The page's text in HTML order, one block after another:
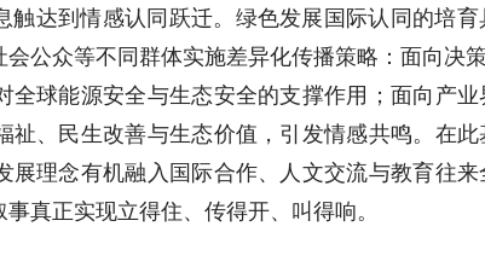
触达到情感认同跃迁。绿色发展国际认同的培
公众等不同群体实施差异化传播策略：面向决
全球能源安全与生态安全的支撑作用；面向产
祉、民生改善与生态价值，引发情感共鸣。在
展理念有机融入国际合作、人文交流与教育往
真正实现立得住、传得开、叫得响。